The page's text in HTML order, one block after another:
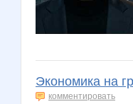
Экономика на
комментировать